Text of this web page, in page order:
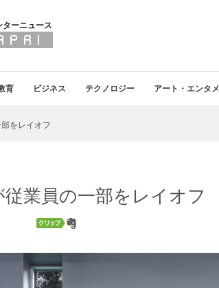
ーニュース
育 ビジネス テクノロジー アート・エンタメ
をレイオフ
業員の一部をレイオフ